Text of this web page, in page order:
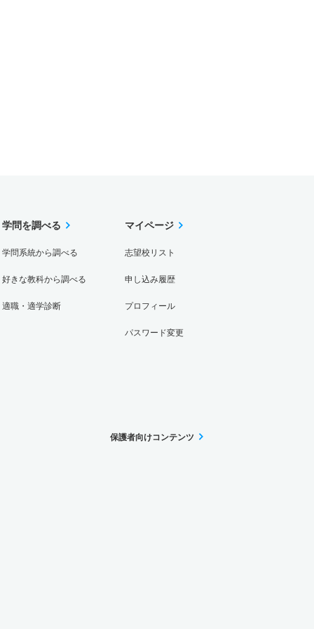
学問を調べる
学問系統から調べる
好きな教科から調べる
適職・適学診断
マイページ
志望校リスト
申し込み履歴
プロフィール
パスワード変更
保護者向けコンテンツ